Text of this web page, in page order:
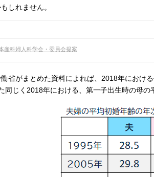
しれません。
産科婦人科学会・委員会提案
省がまとめた資料によれば、2018年におけ
同じく2018年における、第一子出生時の母の